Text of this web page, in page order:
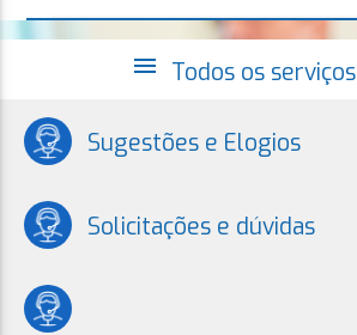
menu Todos os serviços
Sugestões e Elogios
Solicitações e dúvidas